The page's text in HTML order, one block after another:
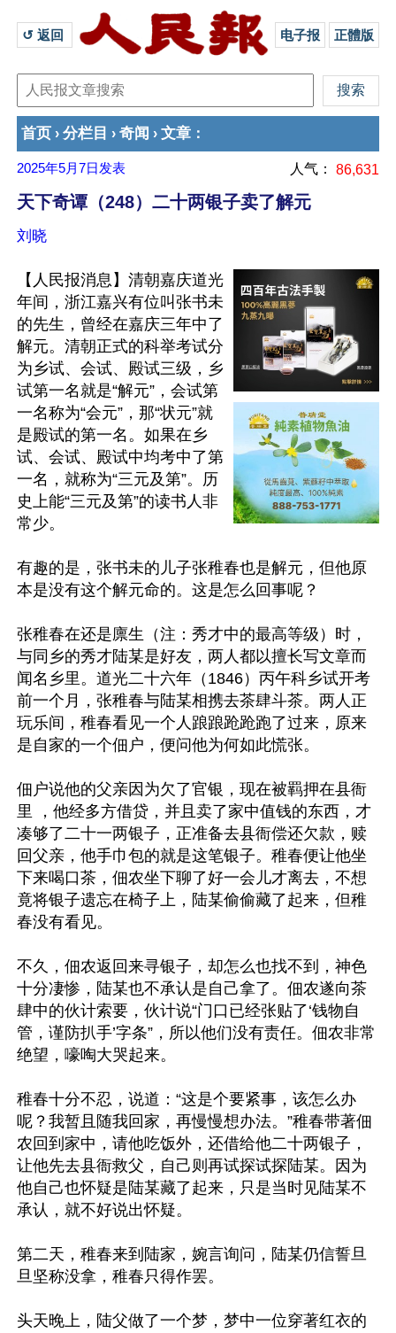
↺ 返回 电子报 正體版
首页 › 分栏目 › 奇闻 › 文章 ：
2025年5月7日 发表 人气： 86,631
天下奇谭（248）二十两银子卖了解元
刘晓
【人民报消息】清朝嘉庆道光
年间，浙江嘉兴有位叫张书未
的先生，曾经在嘉庆三年中了
解元。清朝正式的科举考试分
为乡试、会试、殿试三级，乡
试第一名就是“解元”，会试第
一名称为“会元”，那“状元”就
是殿试的第一名。如果在乡
试、会试、殿试中均考中了第
一名，就称为“三元及第”。历
史上能“三元及第”的读书人非
常少。
有趣的是，张书未的儿子张稚春也是解元，但他原
本是没有这个解元命的。这是怎么回事呢？
张稚春在还是廪生（注：秀才中的最高等级）时，
与同乡的秀才陆某是好友，两人都以擅长写文章而
闻名乡里。道光二十六年（1846）丙午科乡试开考
前一个月，张稚春与陆某相携去茶肆斗茶。两人正
玩乐间，稚春看见一个人踉踉跄跄跑了过来，原来
是自家的一个佃户，便问他为何如此慌张。
佃户说他的父亲因为欠了官银，现在被羁押在县衙
里 ，他经多方借贷，并且卖了家中值钱的东西，才
凑够了二十一两银子，正准备去县衙偿还欠款，赎
回父亲，他手巾包的就是这笔银子。稚春便让他坐
下来喝口茶，佃农坐下聊了好一会儿才离去，不想
竟将银子遗忘在椅子上，陆某偷偷藏了起来，但稚
春没有看见。
不久，佃农返回来寻银子，却怎么也找不到，神色
十分凄惨，陆某也不承认是自己拿了。佃农遂向茶
肆中的伙计索要，伙计说“门口已经张贴了‘钱物自
管，谨防扒手’字条”，所以他们没有责任。佃农非常
绝望，嚎啕大哭起来。
稚春十分不忍，说道：“这是个要紧事，该怎么办
呢？我暂且随我回家，再慢慢想办法。”稚春带著佃
农回到家中，请他吃饭外，还借给他二十两银子，
让他先去县衙救父，自己则再试探试探陆某。因为
他自己也怀疑是陆某藏了起来，只是当时见陆某不
承认，就不好说出怀疑。
第二天，稚春来到陆家，婉言询问，陆某仍信誓旦
旦坚称没拿，稚春只得作罢。
头天晚上，陆父做了一个梦，梦中一位穿著红衣的